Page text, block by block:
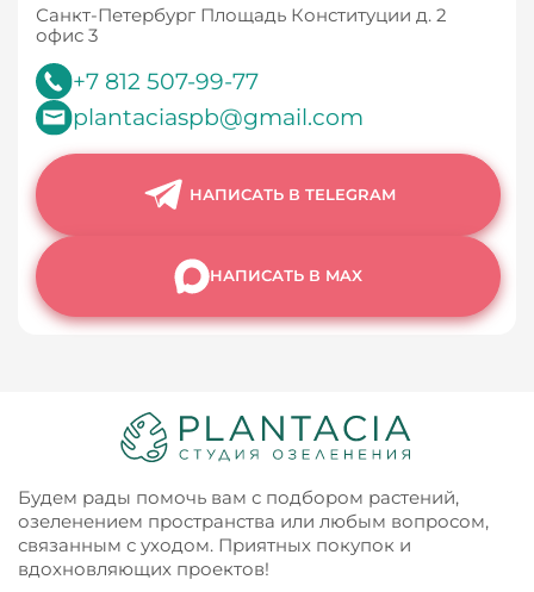
Санкт-Петербург Площадь Конституции д. 2
офис 3
+7 812 507-99-77
plantaciaspb@gmail.com
НАПИСАТЬ В TELEGRAM
НАПИСАТЬ В MAX
Будем рады помочь вам с подбором растений,
озеленением пространства или любым вопросом,
связанным с уходом. Приятных покупок и
вдохновляющих проектов!